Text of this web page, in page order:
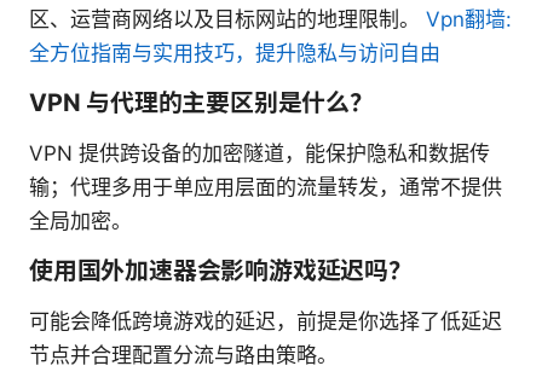
区、运营商网络以及目标网站的地理限制。 Vpn翻墙:
全方位指南与实用技巧，提升隐私与访问自由
VPN 与代理的主要区别是什么？
VPN 提供跨设备的加密隧道，能保护隐私和数据传
输；代理多用于单应用层面的流量转发，通常不提供
全局加密。
使用国外加速器会影响游戏延迟吗？
可能会降低跨境游戏的延迟，前提是你选择了低延迟
节点并合理配置分流与路由策略。